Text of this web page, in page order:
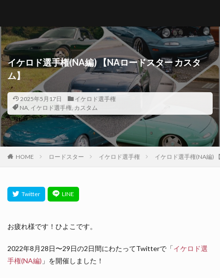
イケロド選手権(NA編) 【NAロードスター カスタ
ム】
2025年5月17日
イケロド選手権
NA, イケロド選手権, カスタム
HOME ロードスター イケロド選手権 イケロド選手権(NA編)
お疲れ様です！ひよこです。
2022年8月28日〜29日の2日間にわたってTwitterで「イケロド選
手権(NA編) 」を開催しました！